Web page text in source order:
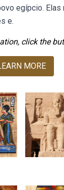
egípcio. Elas
e.
click the
MORE